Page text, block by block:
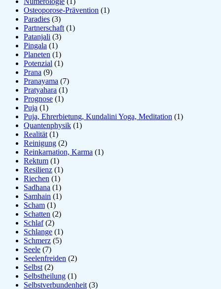
Osteoporose-Prävention (1)
Paradies (3)
Partnerschaft (1)
Patanjali (3)
Pingala (1)
Planeten (1)
Potenzial (1)
Prana (9)
Pranayama (7)
Pratyahara (1)
Prognose (1)
Puja (1)
Puja, Ehrerbietung, Kundalini Yoga, Meditation (1)
Quantenphysik (1)
Realität (1)
Reinigung (2)
Reinkarnation, Karma (1)
Rektum (1)
Resilienz (1)
Riechen (1)
Sadhana (1)
Samhain (1)
Scham (1)
Schatten (2)
Schlaf(2)
Schlange (1)
Schmerz (5)
Seele (7)
Seelenfreiden (2)
Selbst (2)
Selbstheilung (1)
Selbstverbundenheit (3)